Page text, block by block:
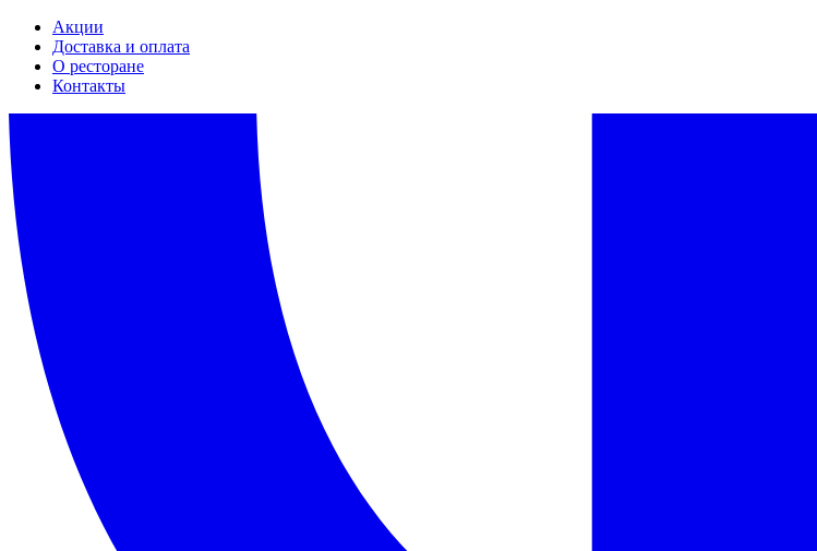
Акции
Доставка и оплата
О ресторане
Контакты